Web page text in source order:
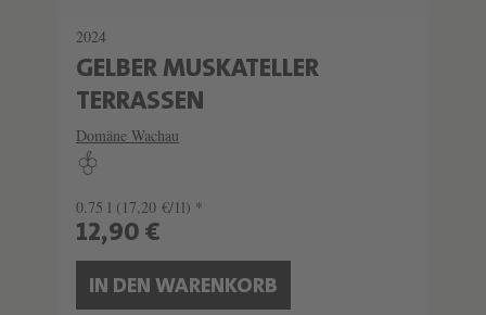
2024
GELBER MUSKATELLER
TERRASSEN
Domäne Wachau
0.75 l (17,20 €/1l) *
12,90 €
IN DEN WARENKORB